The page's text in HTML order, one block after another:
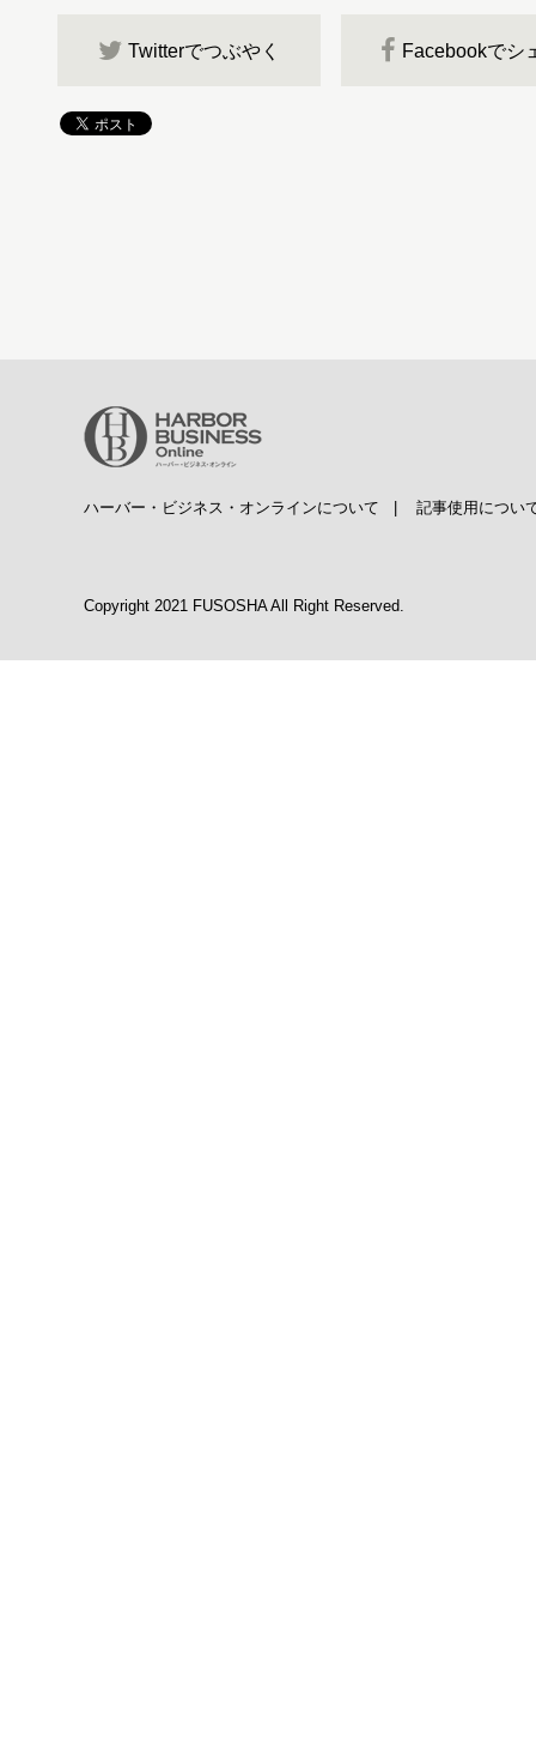
Twitterでつぶやく Facebookでシ
ハーバー・ビジネス・オンラインについて 記事使用につい
Copyright 2021 FUSOSHA All Right Reserved.